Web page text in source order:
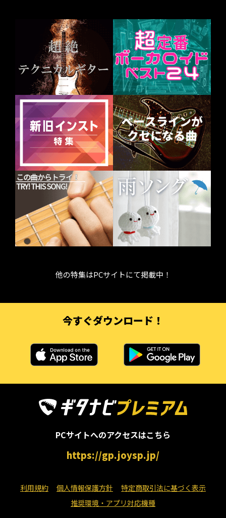
他の特集はPCサイトにて掲載中！
今すぐダウンロード！
PCサイトへのアクセスはこちら
https://gp.joysp.jp/
利用規約 個人情報保護方針
特定商取引法に基づく表示
推奨環境・アプリ対応機種